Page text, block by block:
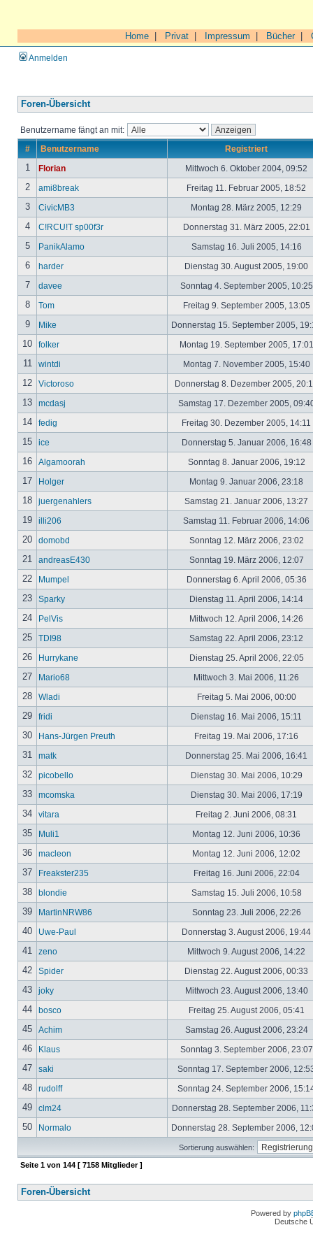
Home Privat Impressum Bücher|
Anmelden
Foren-Übersicht
Benutzername fängt an mit:
# Benutzername Registriert
1 Florian Mittwoch 6. Oktober 2004, 09:52
2 ami8break Freitag 11. Februar 2005, 18:52
3 CivicMB3 Montag 28. März 2005, 12:29
4 C!RCU!T sp00f3r Donnerstag 31. März 2005, 22:01
5 PanikAlamo Samstag 16. Juli 2005, 14:16
6 harder Dienstag 30. August 2005, 19:00
7 davee Sonntag 4. September 2005,
8 Tom Freitag 9. September 2005, 13:05
9 Mike Donnerstag 15. September 2005,
10 folker Montag 19. September 2005,
11 wintdi Montag 7. November 2005, 15:40
12 Victoroso Donnerstag 8. Dezember 2005,
13 mcdasj Samstag 17. Dezember 2005,
14 fedig Freitag 30. Dezember 2005, 14:11
15 ice Donnerstag 5. Januar 2006, 16:48
16 Algamoorah Sonntag 8. Januar 2006, 19:12
17 Holger Montag 9. Januar 2006, 23:18
18 juergenahlers Samstag 21. Januar 2006, 13:27
19 illi206 Samstag 11. Februar 2006, 14:06
20 domobd Sonntag 12. März 2006, 23:02
21 andreasE430 Sonntag 19. März 2006, 12:07
22 Mumpel Donnerstag 6. April 2006, 05:36
23 Sparky Dienstag 11. April 2006, 14:14
24 PelVis Mittwoch 12. April 2006, 14:26
25 TDI98 Samstag 22. April 2006, 23:12
26 Hurrykane Dienstag 25. April 2006, 22:05
27 Mario68 Mittwoch 3. Mai 2006, 11:26
28 Wladi Freitag 5. Mai 2006, 00:00
29 fridi Dienstag 16. Mai 2006, 15:11
30 Hans-Jürgen Preuth Freitag 19. Mai 2006, 17:16
31 matk Donnerstag 25. Mai 2006, 16:41
32 picobello Dienstag 30. Mai 2006, 10:29
33 mcomska Dienstag 30. Mai 2006, 17:19
34 vitara Freitag 2. Juni 2006, 08:31
35 Muli1 Montag 12. Juni 2006, 10:36
36 macleon Montag 12. Juni 2006, 12:02
37 Freakster235 Freitag 16. Juni 2006, 22:04
38 blondie Samstag 15. Juli 2006, 10:58
39 MartinNRW86 Sonntag 23. Juli 2006, 22:26
40 Uwe-Paul Donnerstag 3. August 2006, 19:44
41 zeno Mittwoch 9. August 2006, 14:22
42 Spider Dienstag 22. August 2006, 00:33
43 joky Mittwoch 23. August 2006, 13:40
44 bosco Freitag 25. August 2006, 05:41
45 Achim Samstag 26. August 2006, 23:24
46 Klaus Sonntag 3. September 2006,
47 saki Sonntag 17. September 2006,
48 rudolff Sonntag 24. September 2006,
49 clm24 Donnerstag 28. September 2006,
50 Normalo Donnerstag 28. September 2006,
Sortierung auswählen:
Seite 1 von 144 [ 7158 Mitglieder ]
Foren-Übersicht
Powered by
Deutsche